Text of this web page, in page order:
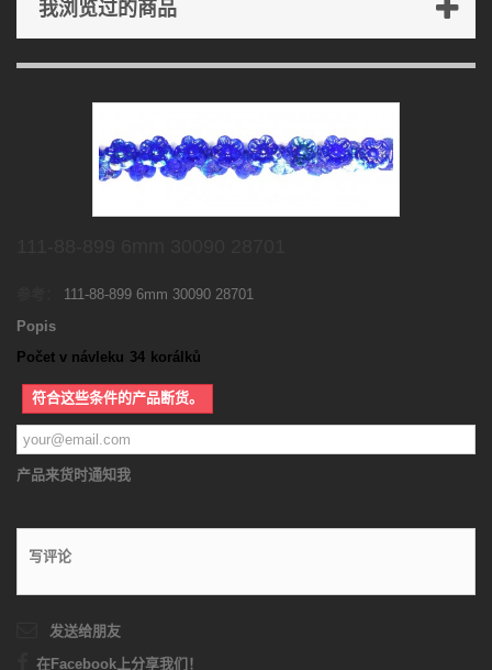
我浏览过的商品
111-88-899 6mm 30090 28701
Popis
Počet v návleku 34 korálků
符合这些条件的产品断货。
产品来货时通知我
写评论
发送给朋友
在Facebook上分享我们！